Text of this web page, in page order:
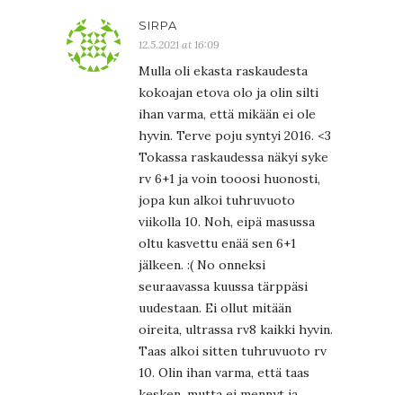
SIRPA
12.5.2021 at 16:09
Mulla oli ekasta raskaudesta
kokoajan etova olo ja olin silti
ihan varma, että mikään ei ole
hyvin. Terve poju syntyi 2016. <3
Tokassa raskaudessa näkyi syke
rv 6+1 ja voin tooosi huonosti,
jopa kun alkoi tuhruvuoto
viikolla 10. Noh, eipä masussa
oltu kasvettu enää sen 6+1
jälkeen. :( No onneksi
seuraavassa kuussa tärppäsi
uudestaan. Ei ollut mitään
oireita, ultrassa rv8 kaikki hyvin.
Taas alkoi sitten tuhruvuoto rv
10. Olin ihan varma, että taas